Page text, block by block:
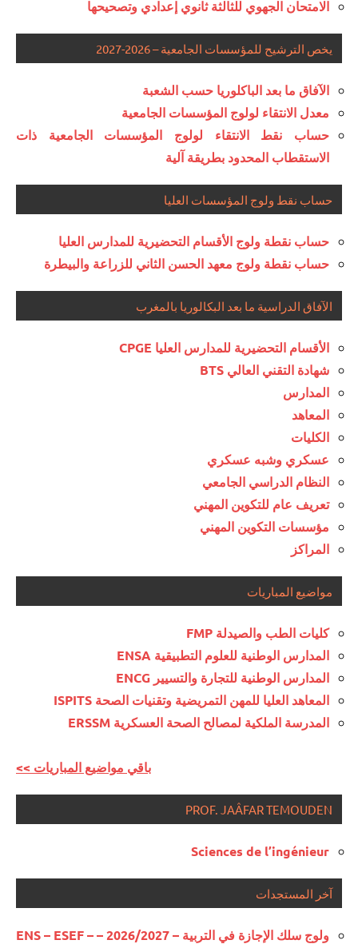
الامتحان الجهوي للثالثة ثانوي إعدادي وتصحيحها
يخص الترشيح للمؤسسات الجامعية – 2026-2027
الآفاق ما بعد الباكلوريا حسب الشعبة
معدل الانتقاء لولوج المؤسسات الجامعية
حساب نقط الانتقاء لولوج المؤسسات الجامعية ذات
الاستقطاب المحدود بطريقة آلية
حساب نقط ولوج المؤسسات العليا
حساب نقطة ولوج الأقسام التحضيرية للمدارس العليا
حساب نقطة ولوج معهد الحسن الثاني للزراعة والبيطرة
الآفاق الدراسية ما بعد البكالوريا بالمغرب
الأقسام التحضيرية للمدارس العليا CPGE
شهادة التقني العالي BTS
المدارس
المعاهد
الكليات
عسكري وشبه عسكري
النظام الدراسي الجامعي
تعريف عام للتكوين المهني
مؤسسات التكوين المهني
المراكز
مواضيع المباريات
كليات الطب والصيدلة FMP
المدارس الوطنية للعلوم التطبيقية ENSA
المدارس الوطنية للتجارة والتسيير ENCG
المعاهد العليا للمهن التمريضية وتقنيات الصحة ISPITS
المدرسة الملكية لمصالح الصحة العسكرية ERSSM
<< باقي مواضيع المباريات
PROF. JAÂFAR TEMOUDEN
Sciences de l’ingénieur
آخر المستجدات
ولوج سلك الإجازة في التربية – 2026/2027 – ENS – ESEF –